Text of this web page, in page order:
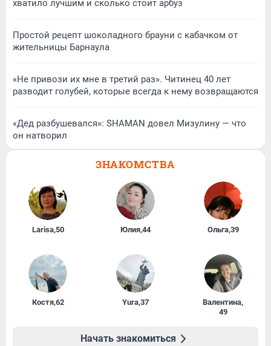
хватило лучшим и сколько стоит арбуз
Простой рецепт шоколадного брауни с кабачком от
жительницы Барнаула
«Не привози их мне в третий раз». Читинец 40 лет
разводит голубей, которые всегда к нему возвращаются
«Дед разбушевался»: SHAMAN довел Мизулину — что
он натворил
ЗНАКОМСТВА
Larisa,50 Юлия,44 Ольга,39
Костя,62 Yura,37 Валентина,
49
Начать знакомиться